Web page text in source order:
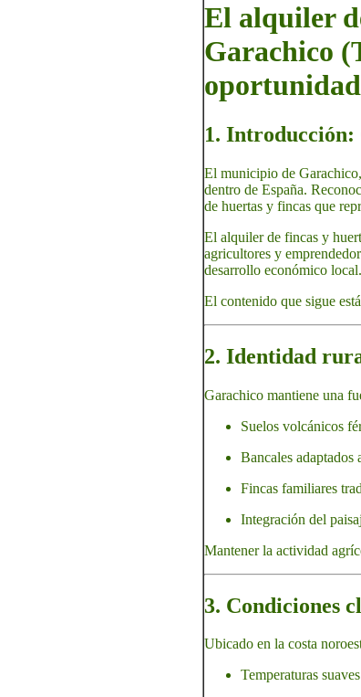
El alquiler
Garachico
1. Introducción:
El municipio de
dentro de España.
de huertas y fincas que
El alquiler de fincas y
agricultores y
desarrollo económico local.
El contenido que sigue
2. Identidad
Garachico mantiene una
Suelos volcánicos
Bancales adaptados
Fincas familiares
Integración del
Mantener la actividad
3. Condiciones
Ubicado en la costa
Temperaturas